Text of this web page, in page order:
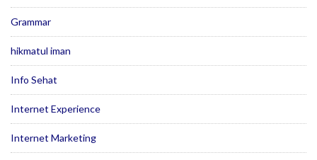
Grammar
hikmatul iman
Info Sehat
Internet Experience
Internet Marketing